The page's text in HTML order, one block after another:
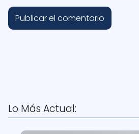
Lo Más Actual: